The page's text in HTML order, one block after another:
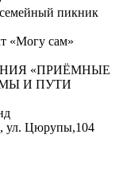
пикник
«Могу сам»
«ПРИЁМНЫЕ
И ПУТИ
ул. Цюрупы,104